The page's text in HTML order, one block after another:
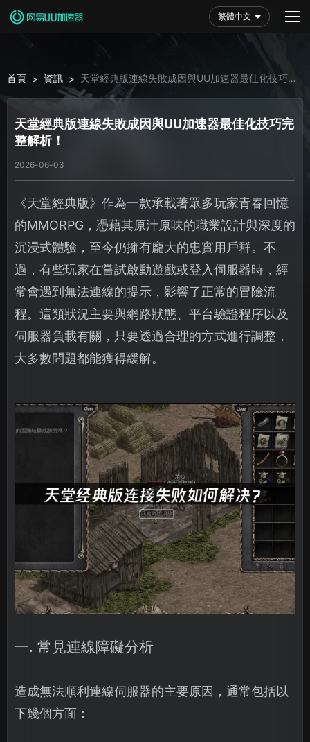
繁體中文
首頁 > 資訊 > 天堂經典版連線失敗成因與UU加速器最佳化技巧完
整解析！
天堂經典版連線失敗成因與UU加速器最佳化技巧完
整解析！
2026-06-03
《天堂經典版》作為一款承載著眾多玩家青春回憶
的MMORPG，憑藉其原汁原味的職業設計與深度的
沉浸式體驗，至今仍擁有龐大的忠實用戶群。不
過，有些玩家在嘗試啟動遊戲或登入伺服器時，經
常會遇到無法連線的提示，影響了正常的冒險流
程。這類狀況主要與網路狀態、平台驗證程序以及
伺服器負載有關，只要透過合理的方式進行調整，
大多數問題都能獲得緩解。
一. 常見連線障礙分析
造成無法順利連線伺服器的主要原因，通常包括以
下幾個方面：